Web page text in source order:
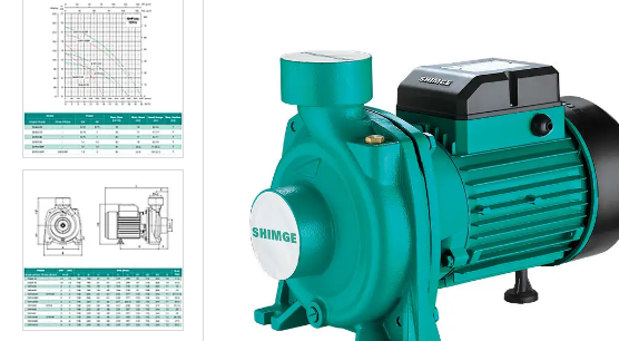
канали
Аксесуари для ванної
кімнати
Запчастини та комплектуючі
Гнучкі шланги (підведення)
Кухонні мийки
Рушникосушарки
Матеріали для влаштування
теплої підлоги